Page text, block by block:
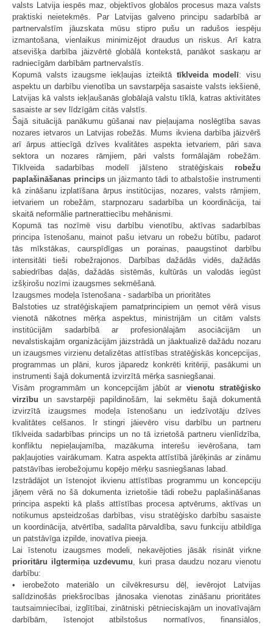
valsts Latvija iespēs maz, objektīvos globālos procesus maza valsts
praktiski neietekmēs. Par Latvijas galveno principu sadarbībā ar
partnervalstīm jāuzskata mūsu stipro pušu un radušos iespēju
izmantošana, vienlaikus minimizējot draudus un riskus. Arī katra
atsevišķa darbība jāizvērtē globālā kontekstā, panākot saskaņu ar
radniecīgām darbībām partnervalstīs.
Kopumā valsts izaugsme iekļaujas izteiktā tīklveida modelī: visu
aspektu un darbību vienotība un savstarpēja sasaiste valsts iekšienē,
Latvijas kā valsts iekļaušanās globālajā valstu tīklā, katras aktivitātes
sasaiste ar sev līdzīgām citās valstīs.
Šajā situācijā panākumu gūšanai nav pieļaujama noslēgtība savas
nozares ietvaros un Latvijas robežās. Mums ikviena darbība jāizvērš
arī ārpus attiecīgā dzīves kvalitātes aspekta ietvariem, pāri sava
sektora un nozares rāmjiem, pāri valsts formālajām robežām.
Tīklveida sadarbības modelī jāīsteno stratēģiskais robežu
paplašināšanas principsun jāizmanto tādi to atbalstošie instrumenti
kā zināšanu izplatīšana ārpus institūcijas, nozares, valsts rāmjiem,
ietvariem un robežām, starpnozaru sadarbība un koordinācija, tai
skaitā neformālie partnerattiecību mehānismi.
Kopumā tas nozīmē visu darbību vienotību, aktīvas sadarbības
principa īstenošanu, mainot pašu ietvaru un robežu būtību, padarot
tās mīkstākas, caurspīdīgas un porainas, paaugstinot darbību
intensitāti tieši robežrajonos. Darbības dažādās vidēs, dažādās
sabiedrības daļās, dažādās sistēmās, kultūrās un valodās iegūst
izšķirošu nozīmi izaugsmes sekmēšanā.
Izaugsmes modeļa īstenošana - sadarbība un prioritātes
Balstoties uz stratēģiskajiem pamatprincipiem un ņemot vērā visus
vienotā nākotnes mērķa aspektus, ministrijām un citām valsts
institūcijām sadarbībā ar profesionālajām asociācijām un
nevalstiskajām organizācijām jāizstrādā un jāaktualizē dažādu nozaru
un izaugsmes virzienu detalizētas attīstības stratēģiskās koncepcijas,
programmas un plāni, kuros jāparedz konkrēti kritēriji, pasākumi un
instrumenti šajā dokumentā izvirzītā mērķa sasniegšanai.
Visām programmām un koncepcijām jābūt arvienotu stratēģisko
virzību un savstarpēji papildinošām, lai sekmētu šajā dokumentā
izvirzītā izaugsmes modeļa īstenošanu un iedzīvotāju dzīves
kvalitātes celšanos. Ir stingri jāievēro visu darbību un partneru
tīklveida sadarbības princips un no tā izrietošā partneru vienlīdzība,
konfliktu nepieļaujamība, mazākuma interešu ievērošana, tam
pakļaujoties vairākumam. Katra aspekta attīstībā jārēķinās ar zināmu
patstāvības ierobežojumu kopējo mērķu sasniegšanas labad.
Izstrādājot un īstenojot ikvienu attīstības programmu un koncepciju
jāņem vērā no šā dokumenta izrietošie tādi robežu paplašināšanas
principa aspekti kā plašs attīstības procesa aptvērums, aktīvas un
notikumus apsteidzošas darbības, visu stratēģisko darbību sasaiste
un koordinācija, atvērtība, sadalīta pārvaldība, savu funkciju atbildīga
un patstāvīga izpilde, inovatīva pieeja.
Lai īstenotu izaugsmes modeli, nekavējoties jāsāk risināt virkne
prioritāru ilgtermiņa uzdevumu, kuri prasa daudzu nozaru vienotu
darbību:
• ierobežoto materiālo un cilvēkresursu dēļ, ievērojot Latvijas
salīdzinošās priekšrocības jānosaka vienotas zināšanu prioritātes
tautsaimniecībai, izglītībai, zinātniski pētnieciskajām un inovatīvajām
darbībām, īstenojot atbilstošus normatīvos, finansiālos,